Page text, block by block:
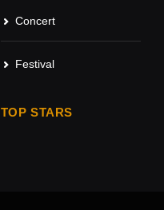
Concert
Festival
TOP STARS